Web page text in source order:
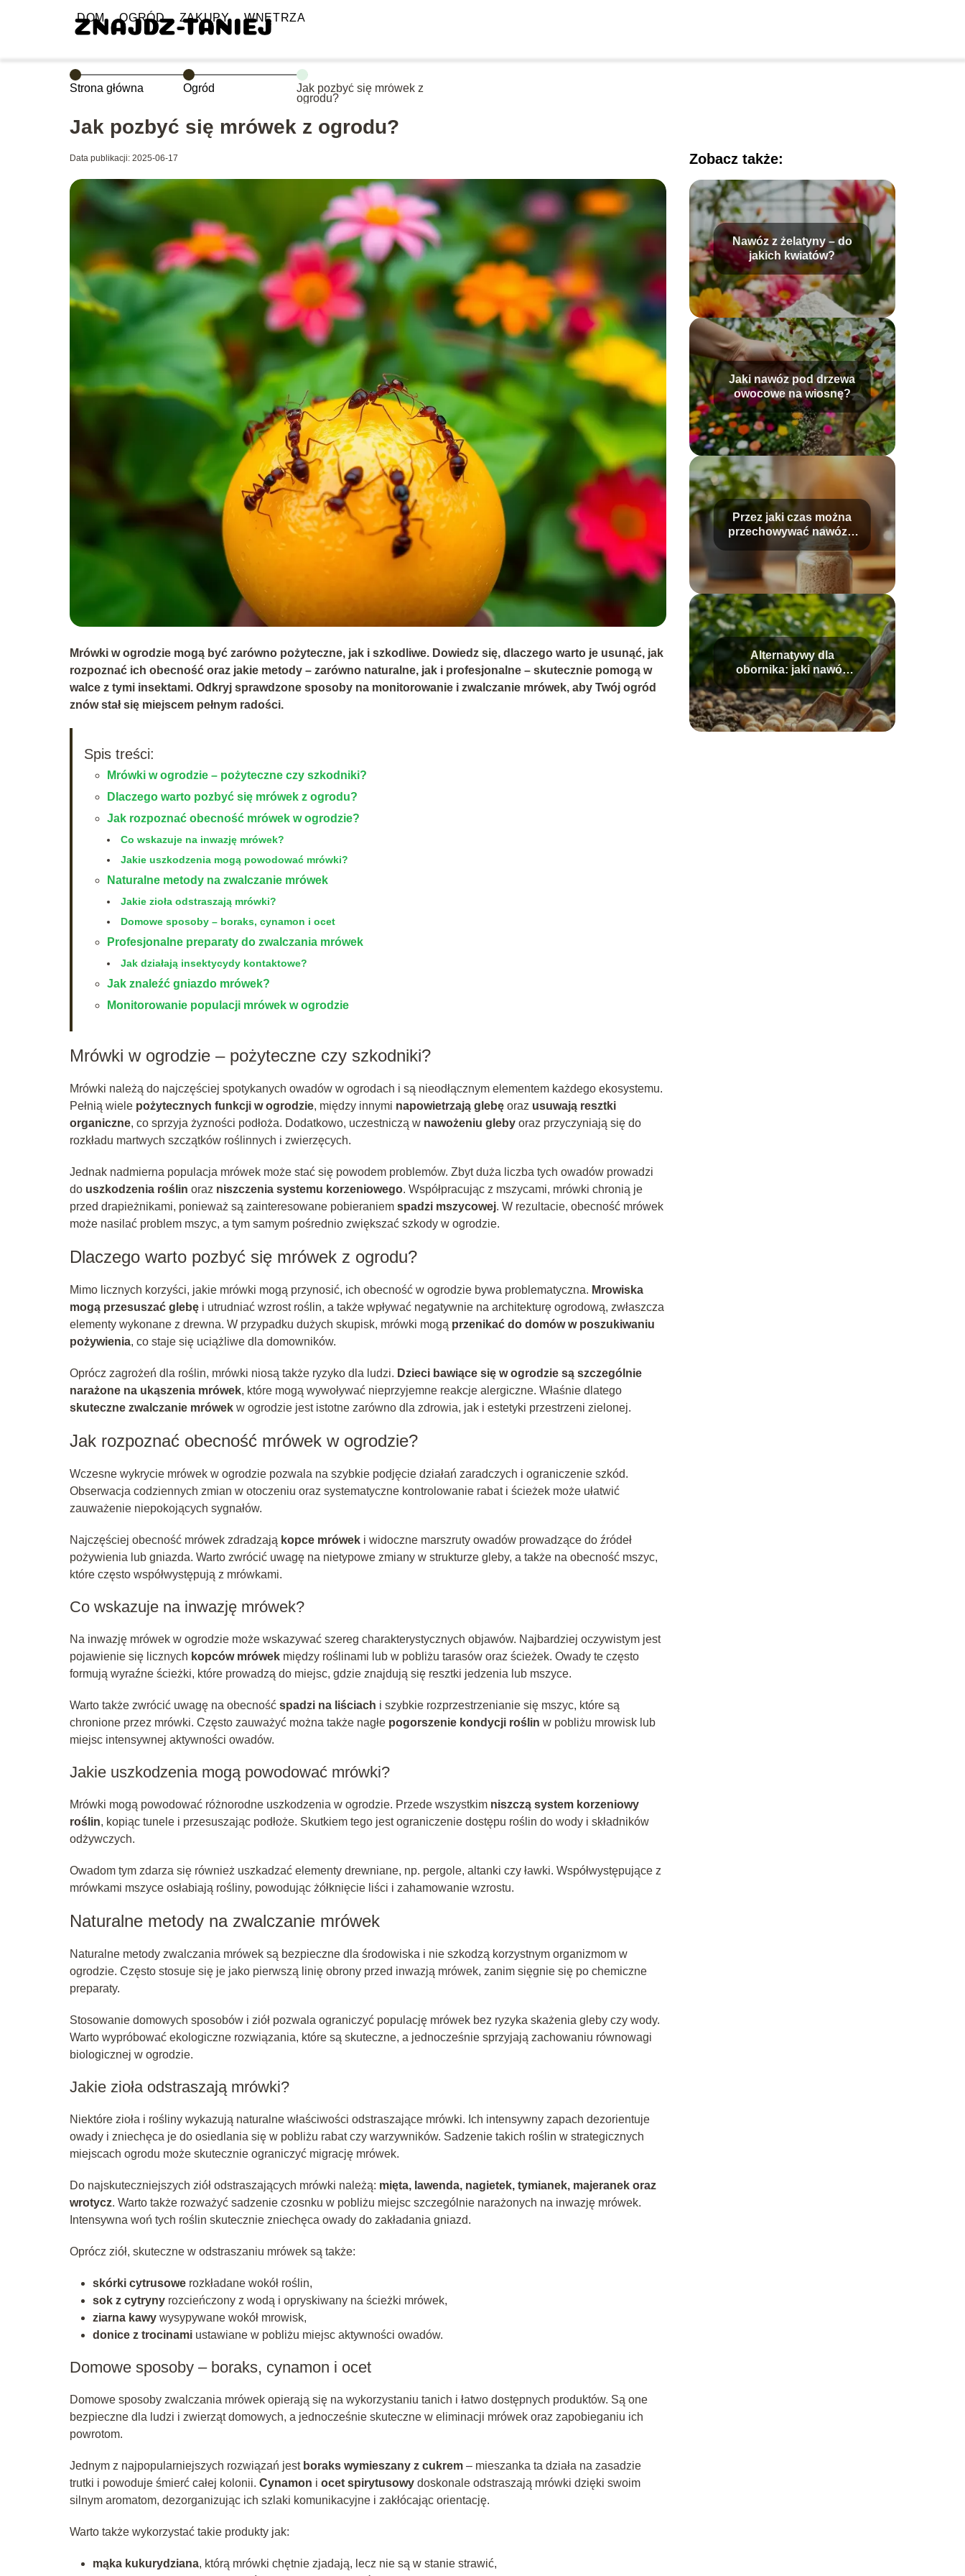
DOM OGRÓD ZAKUPY WNĘTRZA
Strona główna Ogród
Jak pozbyć się mrówek z
ogrodu?
Jak pozbyć się mrówek z ogrodu?
Data publikacji: 2025-06-17
Mrówki w ogrodzie mogą być zarówno pożyteczne, jak i szkodliwe. Dowiedz się, dlaczego warto je usunąć, jak
rozpoznać ich obecność oraz jakie metody – zarówno naturalne, jak i profesjonalne – skutecznie pomogą w
walce z tymi insektami. Odkryj sprawdzone sposoby na monitorowanie i zwalczanie mrówek, aby Twój ogród
znów stał się miejscem pełnym radości.
Spis treści:
Mrówki w ogrodzie – pożyteczne czy szkodniki?
Dlaczego warto pozbyć się mrówek z ogrodu?
Jak rozpoznać obecność mrówek w ogrodzie?
Co wskazuje na inwazję mrówek?
Jakie uszkodzenia mogą powodować mrówki?
Naturalne metody na zwalczanie mrówek
Jakie zioła odstraszają mrówki?
Domowe sposoby – boraks, cynamon i ocet
Profesjonalne preparaty do zwalczania mrówek
Jak działają insektycydy kontaktowe?
Jak znaleźć gniazdo mrówek?
Monitorowanie populacji mrówek w ogrodzie
Mrówki w ogrodzie – pożyteczne czy szkodniki?
Mrówki należą do najczęściej spotykanych owadów w ogrodach i są nieodłącznym elementem każdego ekosystemu.
Pełnią wiele pożytecznych funkcji w ogrodzie, między innymi napowietrzają glebę oraz usuwają resztki
organiczne, co sprzyja żyzności podłoża. Dodatkowo, uczestniczą w nawożeniu gleby oraz przyczyniają się do
rozkładu martwych szczątków roślinnych i zwierzęcych.
Jednak nadmierna populacja mrówek może stać się powodem problemów. Zbyt duża liczba tych owadów prowadzi
do uszkodzenia roślin oraz niszczenia systemu korzeniowego. Współpracując z mszycami, mrówki chronią je
przed drapieżnikami, ponieważ są zainteresowane pobieraniem spadzi mszycowej. W rezultacie, obecność mrówek
może nasilać problem mszyc, a tym samym pośrednio zwiększać szkody w ogrodzie.
Dlaczego warto pozbyć się mrówek z ogrodu?
Mimo licznych korzyści, jakie mrówki mogą przynosić, ich obecność w ogrodzie bywa problematyczna. Mrowiska
mogą przesuszać glebę i utrudniać wzrost roślin, a także wpływać negatywnie na architekturę ogrodową, zwłaszcza
elementy wykonane z drewna. W przypadku dużych skupisk, mrówki mogą przenikać do domów w poszukiwaniu
pożywienia, co staje się uciążliwe dla domowników.
Oprócz zagrożeń dla roślin, mrówki niosą także ryzyko dla ludzi. Dzieci bawiące się w ogrodzie są szczególnie
narażone na ukąszenia mrówek, które mogą wywoływać nieprzyjemne reakcje alergiczne. Właśnie dlatego
skuteczne zwalczanie mrówek w ogrodzie jest istotne zarówno dla zdrowia, jak i estetyki przestrzeni zielonej.
Jak rozpoznać obecność mrówek w ogrodzie?
Wczesne wykrycie mrówek w ogrodzie pozwala na szybkie podjęcie działań zaradczych i ograniczenie szkód.
Obserwacja codziennych zmian w otoczeniu oraz systematyczne kontrolowanie rabat i ścieżek może ułatwić
zauważenie niepokojących sygnałów.
Najczęściej obecność mrówek zdradzają kopce mrówek i widoczne marszruty owadów prowadzące do źródeł
pożywienia lub gniazda. Warto zwrócić uwagę na nietypowe zmiany w strukturze gleby, a także na obecność mszyc,
które często współwystępują z mrówkami.
Co wskazuje na inwazję mrówek?
Na inwazję mrówek w ogrodzie może wskazywać szereg charakterystycznych objawów. Najbardziej oczywistym jest
pojawienie się licznych kopców mrówek między roślinami lub w pobliżu tarasów oraz ścieżek. Owady te często
formują wyraźne ścieżki, które prowadzą do miejsc, gdzie znajdują się resztki jedzenia lub mszyce.
Warto także zwrócić uwagę na obecność spadzi na liściach i szybkie rozprzestrzenianie się mszyc, które są
chronione przez mrówki. Często zauważyć można także nagłe pogorszenie kondycji roślin w pobliżu mrowisk lub
miejsc intensywnej aktywności owadów.
Jakie uszkodzenia mogą powodować mrówki?
Mrówki mogą powodować różnorodne uszkodzenia w ogrodzie. Przede wszystkim niszczą system korzeniowy
roślin, kopiąc tunele i przesuszając podłoże. Skutkiem tego jest ograniczenie dostępu roślin do wody i składników
odżywczych.
Owadom tym zdarza się również uszkadzać elementy drewniane, np. pergole, altanki czy ławki. Współwystępujące z
mrówkami mszyce osłabiają rośliny, powodując żółknięcie liści i zahamowanie wzrostu.
Naturalne metody na zwalczanie mrówek
Naturalne metody zwalczania mrówek są bezpieczne dla środowiska i nie szkodzą korzystnym organizmom w
ogrodzie. Często stosuje się je jako pierwszą linię obrony przed inwazją mrówek, zanim sięgnie się po chemiczne
preparaty.
Stosowanie domowych sposobów i ziół pozwala ograniczyć populację mrówek bez ryzyka skażenia gleby czy wody.
Warto wypróbować ekologiczne rozwiązania, które są skuteczne, a jednocześnie sprzyjają zachowaniu równowagi
biologicznej w ogrodzie.
Jakie zioła odstraszają mrówki?
Niektóre zioła i rośliny wykazują naturalne właściwości odstraszające mrówki. Ich intensywny zapach dezorientuje
owady i zniechęca je do osiedlania się w pobliżu rabat czy warzywników. Sadzenie takich roślin w strategicznych
miejscach ogrodu może skutecznie ograniczyć migrację mrówek.
Do najskuteczniejszych ziół odstraszających mrówki należą: mięta, lawenda, nagietek, tymianek, majeranek oraz
wrotycz. Warto także rozważyć sadzenie czosnku w pobliżu miejsc szczególnie narażonych na inwazję mrówek.
Intensywna woń tych roślin skutecznie zniechęca owady do zakładania gniazd.
Oprócz ziół, skuteczne w odstraszaniu mrówek są także:
skórki cytrusowe rozkładane wokół roślin,
sok z cytryny rozcieńczony z wodą i opryskiwany na ścieżki mrówek,
ziarna kawy wysypywane wokół mrowisk,
donice z trocinami ustawiane w pobliżu miejsc aktywności owadów.
Domowe sposoby – boraks, cynamon i ocet
Domowe sposoby zwalczania mrówek opierają się na wykorzystaniu tanich i łatwo dostępnych produktów. Są one
bezpieczne dla ludzi i zwierząt domowych, a jednocześnie skuteczne w eliminacji mrówek oraz zapobieganiu ich
powrotom.
Jednym z najpopularniejszych rozwiązań jest boraks wymieszany z cukrem – mieszanka ta działa na zasadzie
trutki i powoduje śmierć całej kolonii. Cynamon i ocet spirytusowy doskonale odstraszają mrówki dzięki swoim
silnym aromatom, dezorganizując ich szlaki komunikacyjne i zakłócając orientację.
Warto także wykorzystać takie produkty jak:
mąka kukurydziana, którą mrówki chętnie zjadają, lecz nie są w stanie strawić,
Zobacz także:
Nawóz z żelatyny – do
jakich kwiatów?
Jaki nawóz pod drzewa
owocowe na wiosnę?
Przez jaki czas można
przechowywać nawóz z
drożdży?
Alternatywy dla
obornika: jaki nawóz
stosować pod
ziemniaki?